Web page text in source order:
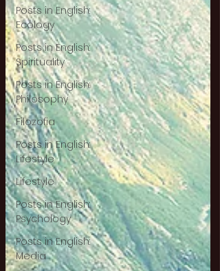
Posts in English:
Ecology
Posts in English:
Spirituality
Posts in English:
Philosophy
Filozofia
Posts in English:
Lifestyle
Lifestyle
Posts in English:
Psychology
Posts in English:
Media